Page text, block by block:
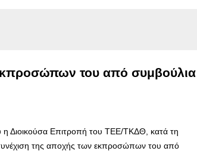
του από συμβούλια
η Διοικούσα Επιτροπή του ΤΕΕ/ΤΚΔΘ, κατά τη
της αποχής των εκπροσώπων του από